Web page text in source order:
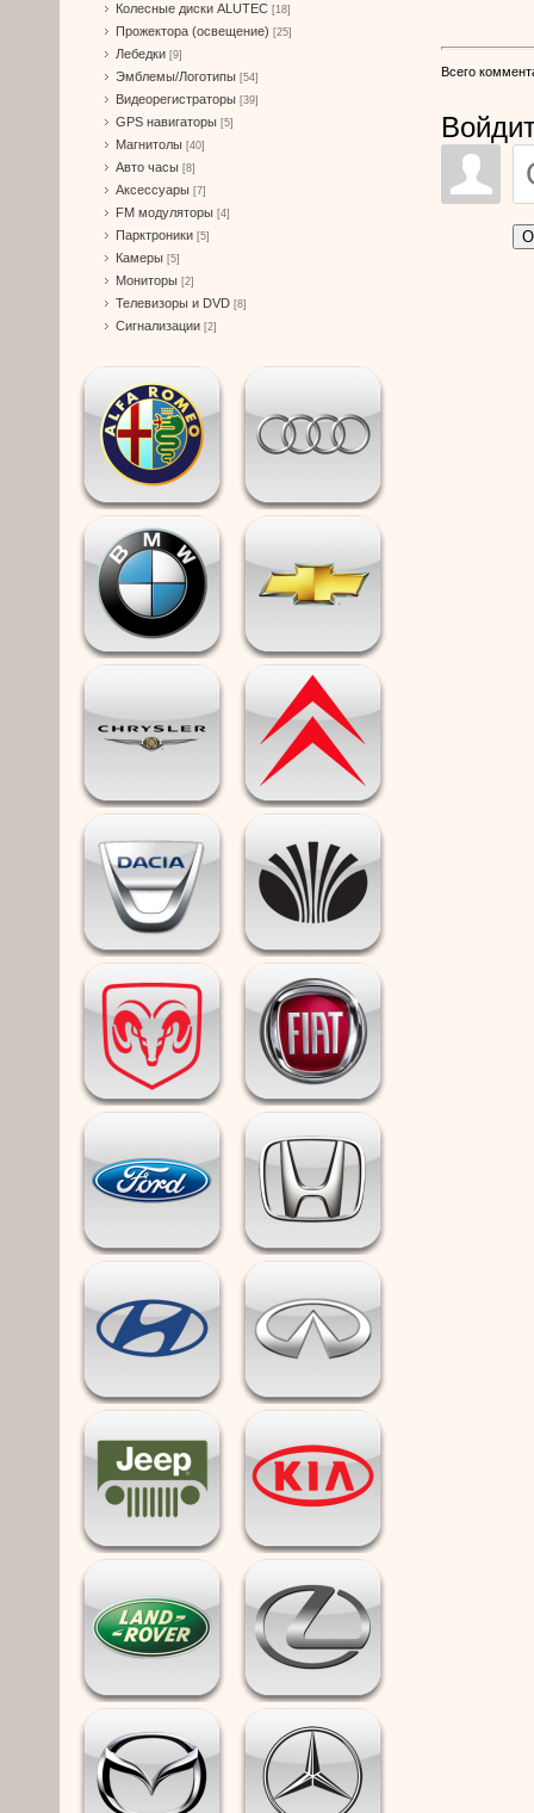
Колесные диски ALUTEC [18]
Прожектора (освещение) [25]
Лебедки [9]
Эмблемы/Логотипы [54]
Видеорегистраторы [39]
GPS навигаторы [5]
Магнитолы [40]
Авто часы [8]
Аксессуары [7]
FM модуляторы [4]
Парктроники [5]
Камеры [5]
Мониторы [2]
Телевизоры и DVD [8]
Сигнализации [2]
Всего